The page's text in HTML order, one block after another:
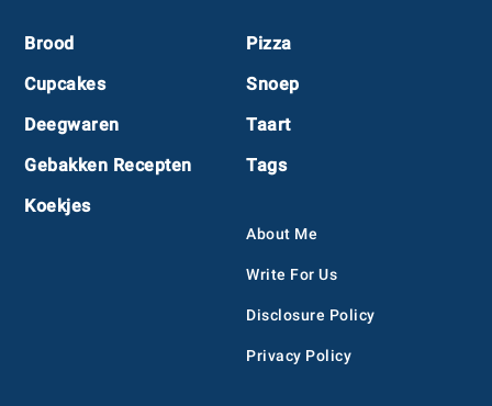
Brood
Cupcakes
Deegwaren
Gebakken Recepten
Koekjes
Pizza
Snoep
Taart
Tags
About Me
Write For Us
Disclosure Policy
Privacy Policy